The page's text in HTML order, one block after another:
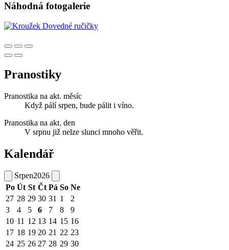
Náhodná fotogalerie
Pranostiky
Pranostika na akt. měsíc
Když pálí srpen, bude pálit i víno.
Pranostika na akt. den
V srpnu již nelze slunci mnoho věřit.
Kalendář
Srpen2026
Po Út St Čt Pá So Ne
27 28 29 30 31 1
2
3
4 5 6 7 8
9
10 11 12 13 14 15 16
17 18 19 20 21 22 23
24 25 26 27 28 29 30